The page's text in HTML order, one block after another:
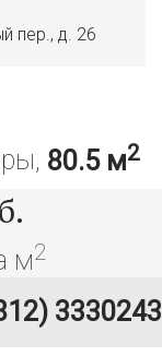
пер., д. 26
80.5 м2
м2
3330243